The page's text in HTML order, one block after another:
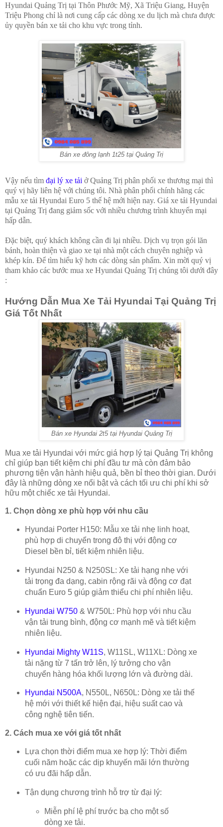
Hyundai Quảng Trị tại Thôn Phước Mỹ, Xã Triệu Giang, Huyện
Triệu Phong chỉ là nơi cung cấp các dòng xe du lịch mà chưa được
ủy quyền bán xe tải cho khu vực trong tỉnh.
Bán xe đông lạnh 1t25 tại Quảng Trị
Vậy nếu tìm đại lý xe tải ở Quảng Trị phân phối xe thương mại thì
quý vị hãy liên hệ với chúng tôi. Nhà phân phối chính hãng các
mẫu xe tải Hyundai Euro 5 thế hệ mới hiện nay. Giá xe tải Hyundai
tại Quảng Trị đang giảm sốc với nhiều chương trình khuyến mại
hấp dẫn.
Đặc biệt, quý khách không cần đi lại nhiều. Dịch vụ trọn gói lăn
bánh, hoàn thiện và giao xe tại nhà một cách chuyên nghiệp và
khép kín. Để tìm hiểu kỹ hơn các dòng sản phẩm. Xin mời quý vị
tham khảo các bước mua xe Hyundai Quảng Trị chúng tôi dưới đây
:
Hướng Dẫn Mua Xe Tải Hyundai Tại Quảng Trị
Giá Tốt Nhất
Bán xe Hyundai 2t5 tại Hyundai Quảng Trị
Mua xe tải Hyundai với mức giá hợp lý tại Quảng Trị không
chỉ giúp bạn tiết kiệm chi phí đầu tư mà còn đảm bảo
phương tiện vận hành hiệu quả, bền bỉ theo thời gian. Dưới
đây là những dòng xe nổi bật và cách tối ưu chi phí khi sở
hữu một chiếc xe tải Hyundai.
1. Chọn dòng xe phù hợp với nhu cầu
Hyundai Porter H150: Mẫu xe tải nhẹ linh hoạt,
phù hợp di chuyển trong đô thị với động cơ
Diesel bền bỉ, tiết kiệm nhiên liệu.
Hyundai N250 & N250SL: Xe tải hạng nhẹ với
tải trọng đa dạng, cabin rộng rãi và động cơ đạt
chuẩn Euro 5 giúp giảm thiểu chi phí nhiên liệu.
Hyundai W750& W750L: Phù hợp với nhu cầu
vận tải trung bình, động cơ mạnh mẽ và tiết kiệm
nhiên liệu.
Hyundai Mighty W11S, W11SL, W11XL: Dòng xe
tải nặng từ 7 tấn trở lên, lý tưởng cho vận
chuyển hàng hóa khối lượng lớn và đường dài.
Hyundai N500A, N550L, N650L: Dòng xe tải thế
hệ mới với thiết kế hiện đại, hiệu suất cao và
công nghệ tiên tiến.
2. Cách mua xe với giá tốt nhất
Lựa chọn thời điểm mua xe hợp lý: Thời điểm
cuối năm hoặc các dịp khuyến mãi lớn thường
có ưu đãi hấp dẫn.
Tận dụng chương trình hỗ trợ từ đại lý:
Miễn phí lệ phí trước bạ cho một số
dòng xe tải.